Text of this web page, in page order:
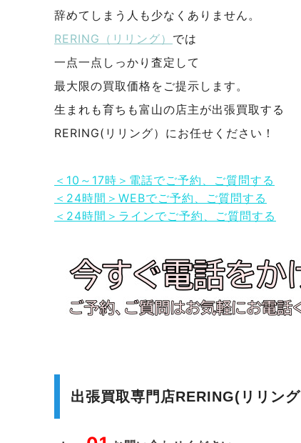
辞めてしまう人も少なくありません。
RERING（リリング） では
一点一点しっかり査定して
最大限の買取価格をご提示します。
生まれも育ちも富山の店主が出張買取する
RERING(リリング）にお任せください！
＜10～17時＞電話でご予約、ご質問する
＜24時間＞WEBでご予約、ご質問する
＜24時間＞ラインでご予約、ご質問する
出張買取専門店RERING(リリン